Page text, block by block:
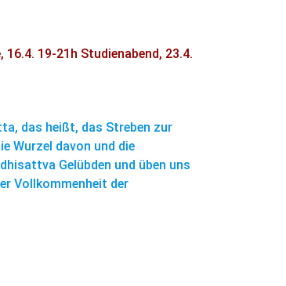
19-21h Studienabend, 23.4.
das heißt, das Streben zur
Wurzel davon und die
Gelübden und üben uns
Vollkommenheit der